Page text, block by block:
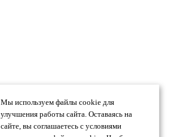
Мы используем файлы cookie для
улучшения работы сайта. Оставаясь на
сайте, вы соглашаетесь с условиями